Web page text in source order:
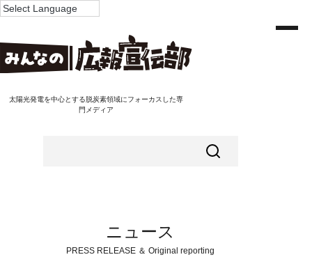
太陽光発電を中心とする脱炭素領域にフォーカスした専
門メディア
ニュース
PRESS RELEASE ＆ Original reporting